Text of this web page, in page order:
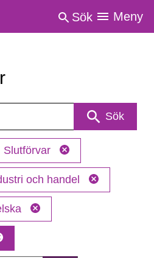
Sök Meny
Sök
Slutförvar
och handel